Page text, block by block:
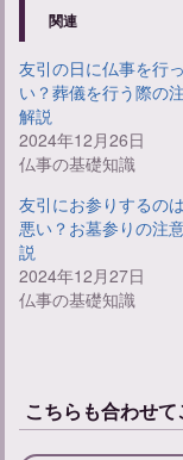
関連
友引の日に仏事を行
い？葬儀を行う際の
解説
2024年12月26日
仏事の基礎知識
友引にお参りするの
悪い？お墓参りの注
説
2024年12月27日
仏事の基礎知識
こちらも合わせて